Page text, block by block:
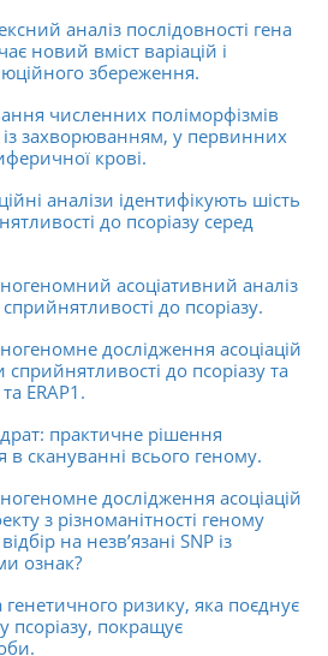
аналіз послідовності гена
новий вміст варіацій і
збереження.
численних поліморфізмів
із захворюванням, у первинних
крові.
аналізи ідентифікують шість
до псоріазу серед
асоціативний аналіз
до псоріазу.
дослідження асоціацій
до псоріазу та
ERAP1.
практичне рішення
скануванні всього геному.
дослідження асоціацій
з різноманітності геному
на незв’язані SNP із
ознак?
генетичного ризику, яка поєднує
псоріазу, покращує